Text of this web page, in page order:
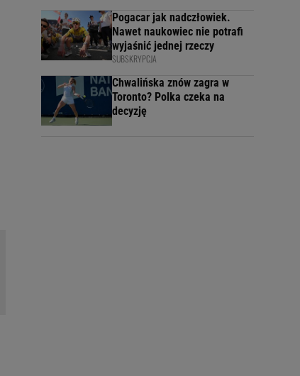
Pogacar jak nadczłowiek.
Nawet naukowiec nie potrafi
wyjaśnić jednej rzeczy
SUBSKRYPCJA
Chwalińska znów zagra w
Toronto? Polka czeka na
decyzję